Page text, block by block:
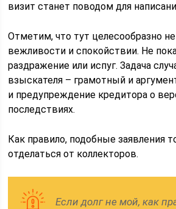
визит станет поводом для
Отметим, что тут целесообразно
вежливости и спокойствии. Не
раздражение или испуг. Задача
взыскателя – грамотный и
и предупреждение кредитора о
последствиях.
Как правило, подобные заявления
отделаться от коллекторов.
Если долг не мой, как